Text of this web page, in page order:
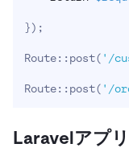
}) ;
Route::post( '/
Route::post( '/
Laravelアプ